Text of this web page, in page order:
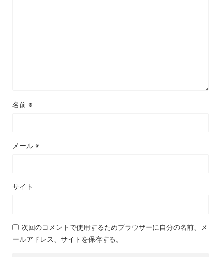
名前 ※
メール ※
サイト
次回のコメントで使用するためブラウザーに自分の名前、メ
ールアドレス、サイトを保存する。